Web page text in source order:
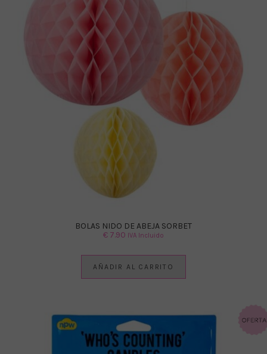
BOLAS NIDO DE ABEJA SORBET
€ 7.90 IVA Incluido
AÑADIR AL CARRITO